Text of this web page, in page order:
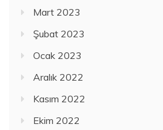
Mart 2023
Şubat 2023
Ocak 2023
Aralık 2022
Kasım 2022
Ekim 2022